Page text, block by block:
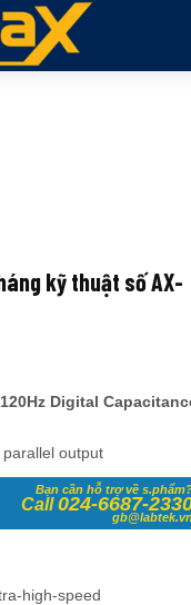
kỹ thuật số AX-
Digital
output
Bạn cần hỗ trợ về
Call024-6687-
high-speed